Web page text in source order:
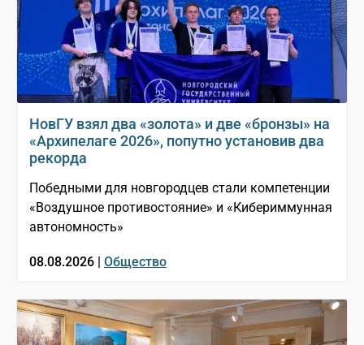
НовГУ взял два «золота» и две «бронзы» на
«Архипелаге 2026», попутно установив два
рекорда
Победными для новгородцев стали компетенции
«Воздушное противостояние» и «Кибериммунная
автономность»
08.08.2026 | Общество